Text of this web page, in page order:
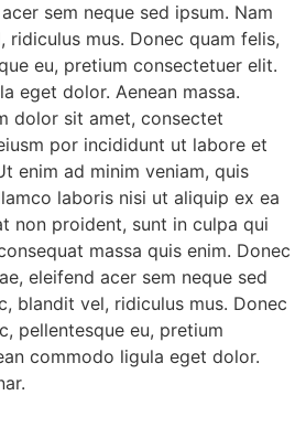
sem neque sed ipsum. Nam
ridiculus mus. Donec quam felis,
eu, pretium consectetuer elit.
eget dolor. Aenean massa.
dolor sit amet, consectet
por incididunt ut labore et
enim ad minim veniam, quis
laboris nisi ut aliquip ex ea
non proident, sunt in culpa qui
massa quis enim. Donec
eleifend acer sem neque sed
blandit vel, ridiculus mus. Donec
pellentesque eu, pretium
commodo ligula eget dolor.